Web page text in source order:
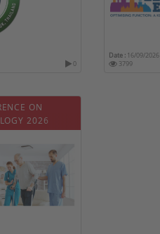
0
Date :16/09/2026
3799
ON
2026